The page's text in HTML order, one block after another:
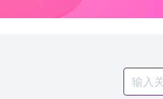
Search
for: